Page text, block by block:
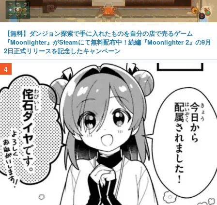
【無料】ダンジョン探索で手に入れたものを自分の店で売るゲーム
『Moonlighter』がSteamにて無料配布中！続編『Moonlighter 2』の9月
2日正式リリースを記念したキャンペーン
4